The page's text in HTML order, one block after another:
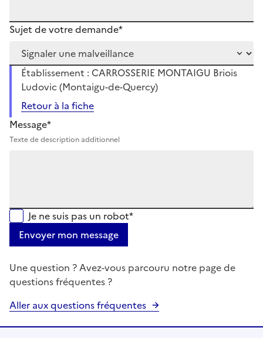
Sujet de votre demande*
Établissement : CARROSSERIE MONTAIGU Briois
Ludovic (Montaigu-de-Quercy)
Retour à la fiche
Message*
Texte de description additionnel
Je ne suis pas un robot*
Envoyer mon message
Une question ? Avez-vous parcouru notre page de
questions fréquentes ?
Aller aux questions fréquentes